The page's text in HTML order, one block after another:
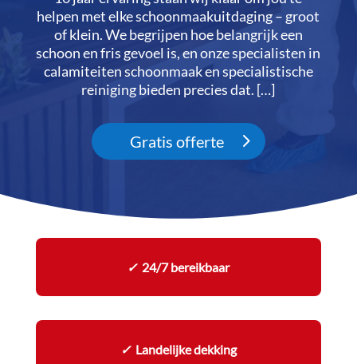
helpen met elke schoonmaakuitdaging – groot
of klein.​ We begrijpen hoe belangrijk een
schoon en fris gevoel is, en onze specialisten in
calamiteiten schoonmaak en specialistische
reiniging bieden precies dat.​ […]
Gratis offerte
✓24/7 bereikbaar
✓ Landelijke dekking